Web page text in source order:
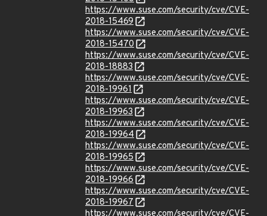
https://www.suse.com/security/cve/CVE-
2018-15469
https://www.suse.com/security/cve/CVE-
2018-15470
https://www.suse.com/security/cve/CVE-
2018-18883
https://www.suse.com/security/cve/CVE-
2018-19961
https://www.suse.com/security/cve/CVE-
2018-19963
https://www.suse.com/security/cve/CVE-
2018-19964
https://www.suse.com/security/cve/CVE-
2018-19965
https://www.suse.com/security/cve/CVE-
2018-19966
https://www.suse.com/security/cve/CVE-
2018-19967